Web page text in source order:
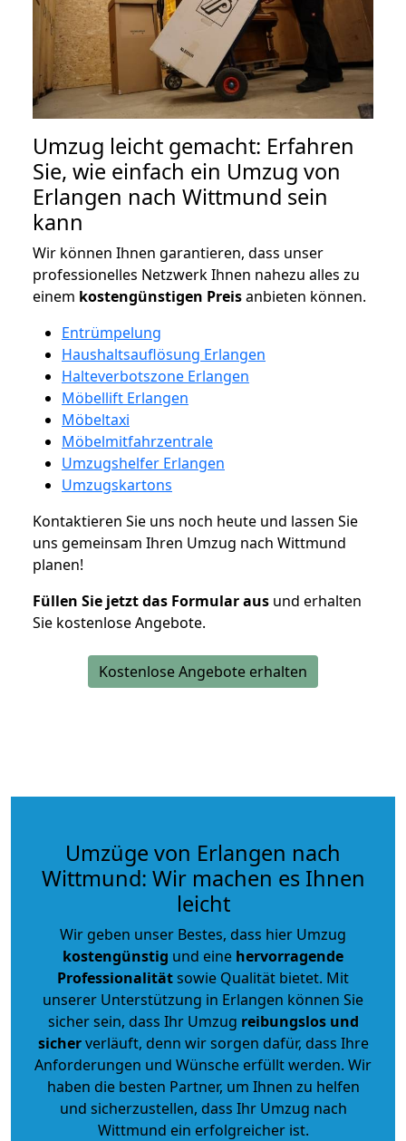
Umzug leicht gemacht: Erfahren
Sie, wie einfach ein Umzug von
Erlangen nach Wittmund sein
kann
Wir können Ihnen garantieren, dass unser
professionelles Netzwerk Ihnen nahezu alles zu
einem kostengünstigen Preisanbieten können.
Entrümpelung
Haushaltsauflösung Erlangen
Halteverbotszone Erlangen
Möbellift Erlangen
Möbeltaxi
Möbelmitfahrzentrale
Umzugshelfer Erlangen
Umzugskartons
Kontaktieren Sie uns noch heute und lassen Sie
uns gemeinsam Ihren Umzug nach Wittmund
planen!
Füllen Sie jetzt das Formular aus und erhalten
Sie kostenlose Angebote.
Kostenlose Angebote erhalten
Umzüge von Erlangen nach
Wittmund: Wir machen es Ihnen
leicht
Wir geben unser Bestes, dass hier Umzug
kostengünstig und eine hervorragende
Professionalitätsowie Qualität bietet. Mit
unserer Unterstützung in Erlangen können Sie
sicher sein, dass Ihr Umzug reibungslos und
sicherverläuft, denn wir sorgen dafür, dass Ihre
Anforderungen und Wünsche erfüllt werden. Wir
haben die besten Partner, um Ihnen zu helfen
und sicherzustellen, dass Ihr Umzug nach
Wittmund ein erfolgreicher ist.